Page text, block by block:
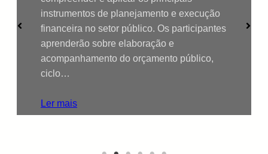
instrumentos de planejamento e execução
financeira no setor público. Os participantes
aprenderão sobre elaboração e
acompanhamento do orçamento público,
ciclo…
Ler mais